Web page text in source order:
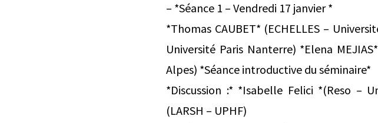
– *Séance 1 – Vendredi 17 janvier *
*Thomas CAUBET* (ECHELLES –
Université Paris Nanterre) *Elena
Alpes) *Séance introductive du séminaire*
*Discussion :* *Isabelle Felici *(Reso –
(LARSH – UPHF)